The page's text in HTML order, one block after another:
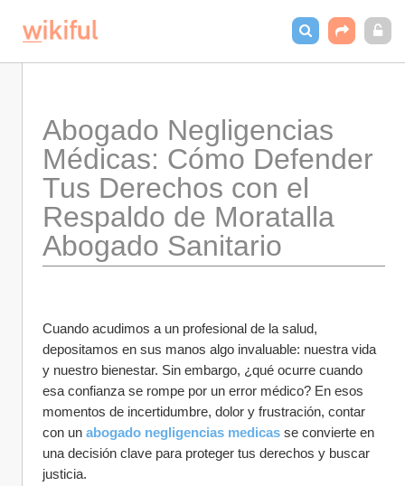
Abogado Negligencias
Médicas: Cómo Defender
Tus Derechos con el
Respaldo de Moratalla
Abogado Sanitario
Cuando acudimos a un profesional de la salud,
depositamos en sus manos algo invaluable: nuestra vida
y nuestro bienestar. Sin embargo, ¿qué ocurre cuando
esa confianza se rompe por un error médico? En esos
momentos de incertidumbre, dolor y frustración, contar
con un abogado negligencias medicas se convierte en
una decisión clave para proteger tus derechos y buscar
justicia.